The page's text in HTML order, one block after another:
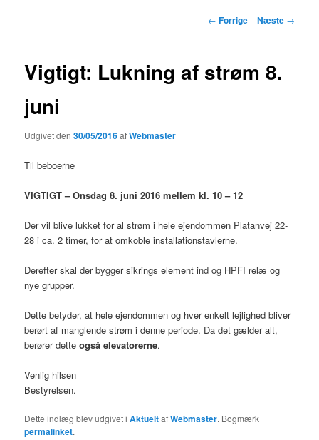
Indlægsnavigation
← Forrige Næste →
Vigtigt: Lukning af strøm 8.
juni
Udgivet den30/05/2016afWebmaster
Til beboerne
VIGTIGT – Onsdag 8. juni 2016 mellem kl. 10 – 12
Der vil blive lukket for al strøm i hele ejendommen Platanvej 22-
28 i ca. 2 timer, for at omkoble installationstavlerne.
Derefter skal der bygger sikrings element ind og HPFI relæ og
nye grupper.
Dette betyder, at hele ejendommen og hver enkelt lejlighed bliver
berørt af manglende strøm i denne periode. Da det gælder alt,
berører detteogså elevatorerne.
Venlig hilsen
Bestyrelsen.
Dette indlæg blev udgivet iAktueltafWebmaster. Bogmærk
permalinket.